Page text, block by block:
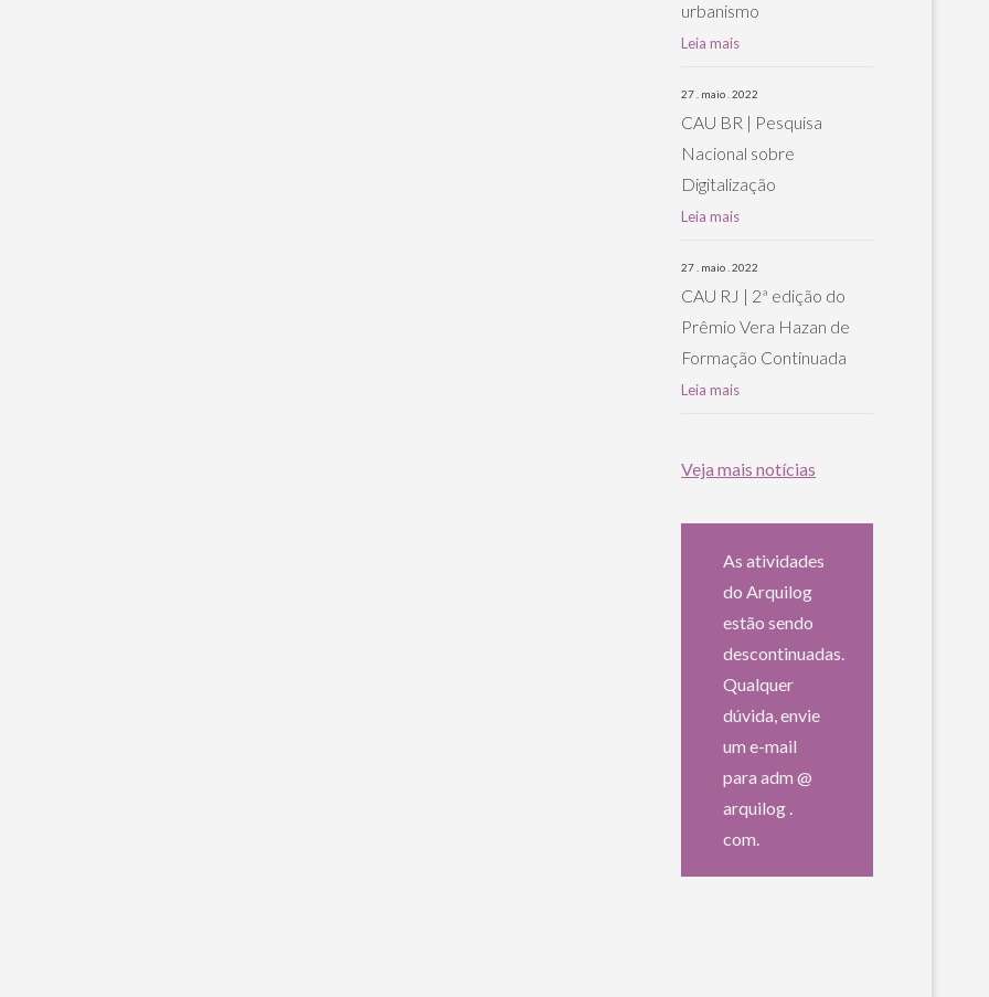
urbanismo
Leia mais
27 . maio . 2022
CAU BR | Pesquisa
Nacional sobre
Digitalização
Leia mais
27 . maio . 2022
CAU RJ | 2ª edição do
Prêmio Vera Hazan de
Formação Continuada
Leia mais
Veja mais notícias
As atividades
do Arquilog
estão sendo
descontinuadas.
Qualquer
dúvida, envie
um e-mail
para adm @
arquilog .
com.